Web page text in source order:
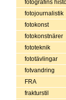
fotografins
fotojournalistik
fotokonst
fotokonstnärer
fototeknik
fototävlingar
fotvandring
FRA
frakturstil